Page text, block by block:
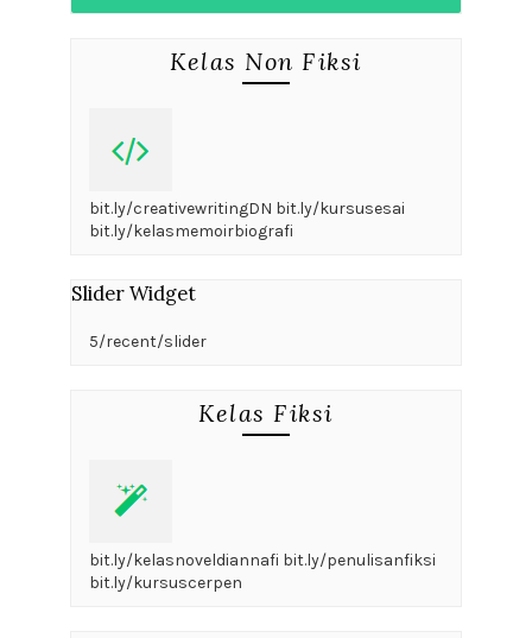
Kelas Non Fiksi
bit.ly/creativewritingDN bit.ly/kursusesai
bit.ly/kelasmemoirbiografi
Slider Widget
5/recent/slider
Kelas Fiksi
bit.ly/kelasnoveldiannafi bit.ly/penulisanfiksi
bit.ly/kursuscerpen